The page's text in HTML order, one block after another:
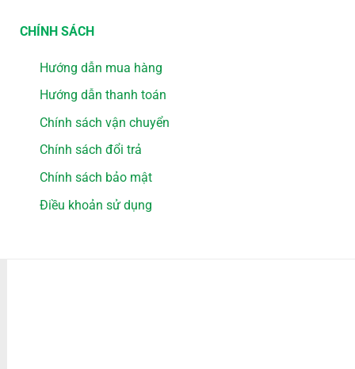
CHÍNH SÁCH
Hướng dẫn mua hàng
Hướng dẫn thanh toán
Chính sách vận chuyển
Chính sách đổi trả
Chính sách bảo mật
Điều khoản sử dụng